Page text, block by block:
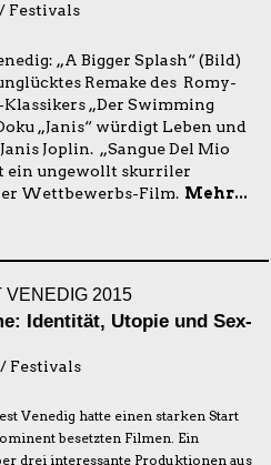
/ Festivals
„A Bigger Splash“ (Bild)
Remake des Romy-
„Der Swimming
„Janis“ würdigt Leben und
Joplin. „Sangue Del Mio
ein ungewollt skurriler
Wettbewerbs-Film. Mehr...
VENEDIG 2015
Identität, Utopie und Sex-
/ Festivals
Venedig hatte einen starken Start
besetzten Filmen. Ein
drei interessante Produktionen aus